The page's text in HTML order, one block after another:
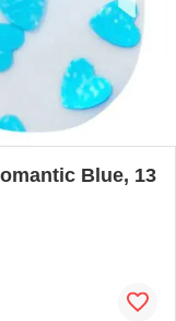
Blue, 13